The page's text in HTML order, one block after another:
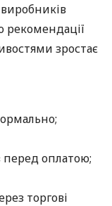
рекомендації
зростає
перед оплатою;
торгові